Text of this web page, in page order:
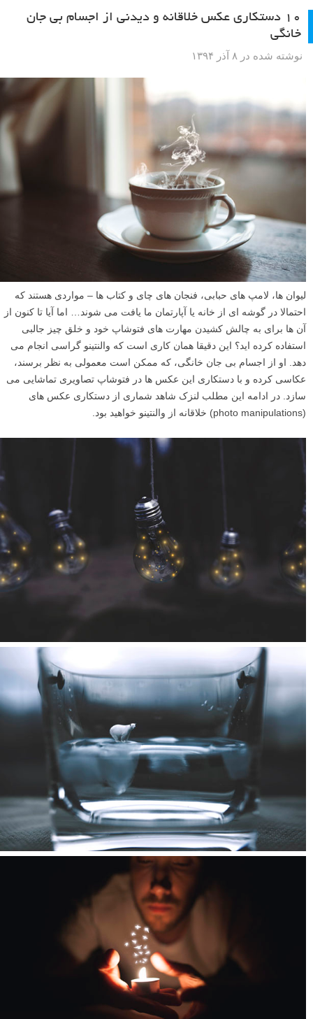
۱۰ دستکاری عکس خلاقانه و دیدنی از اجسام بی جان
خانگی
نوشته شده در ۸ آذر ۱۳۹۴
لیوان ها، لامپ های حبابی، فنجان های چای و کتاب ها – مواردی هستند که
احتمالا در گوشه ای از خانه یا آپارتمان ما یافت می شوند… اما آیا تا کنون از
آن ها برای به چالش کشیدن مهارت های فتوشاپ خود و خلق چیز جالبی
استفاده کرده اید؟ این دقیقا همان کاری است که والنتینو گراسی انجام می
دهد. او از اجسام بی جان خانگی، که ممکن است معمولی به نظر برسند،
عکاسی کرده و با دستکاری این عکس ها در فتوشاپ تصاویری تماشایی می
سازد. در ادامه این مطلب لنزک شاهد شماری از دستکاری عکس های
(photo manipulations) خلاقانه از والنتینو خواهید بود.